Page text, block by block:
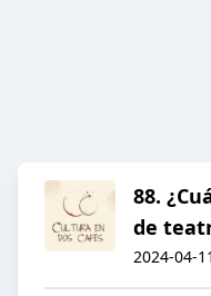
88.
de
2024-04-11